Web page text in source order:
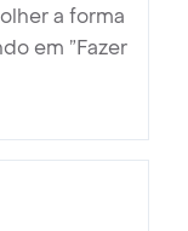
a forma
em ”Fazer